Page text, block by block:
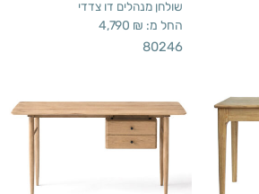
שולחן מנהלים דו צדדי
החל מ: 4,790 ₪
80246